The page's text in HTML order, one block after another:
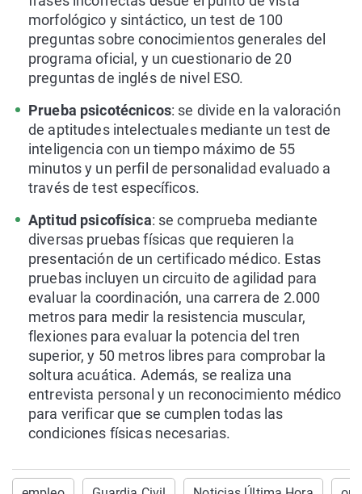
morfológico y sintáctico, un test de 100
preguntas sobre conocimientos generales del
programa oficial, y un cuestionario de 20
preguntas de inglés de nivel ESO.
Prueba psicotécnicos: se divide en la valoración
de aptitudes intelectuales mediante un test de
inteligencia con un tiempo máximo de 55
minutos y un perfil de personalidad evaluado a
través de test específicos.
Aptitud psicofísica: se comprueba mediante
diversas pruebas físicas que requieren la
presentación de un certificado médico. Estas
pruebas incluyen un circuito de agilidad para
evaluar la coordinación, una carrera de 2.000
metros para medir la resistencia muscular,
flexiones para evaluar la potencia del tren
superior, y 50 metros libres para comprobar la
soltura acuática. Además, se realiza una
entrevista personal y un reconocimiento médico
para verificar que se cumplen todas las
condiciones físicas necesarias.